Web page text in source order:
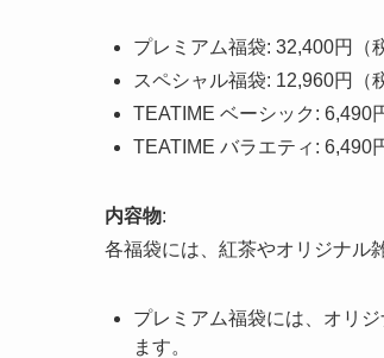
プレミアム福袋: 32,400円（
スペシャル福袋: 12,960円（
TEATIME ベーシック: 6,490
TEATIME バラエティ: 6,490
内容物:
各福袋には、紅茶やオリジナル
プレミアム福袋には、オリ
ます。